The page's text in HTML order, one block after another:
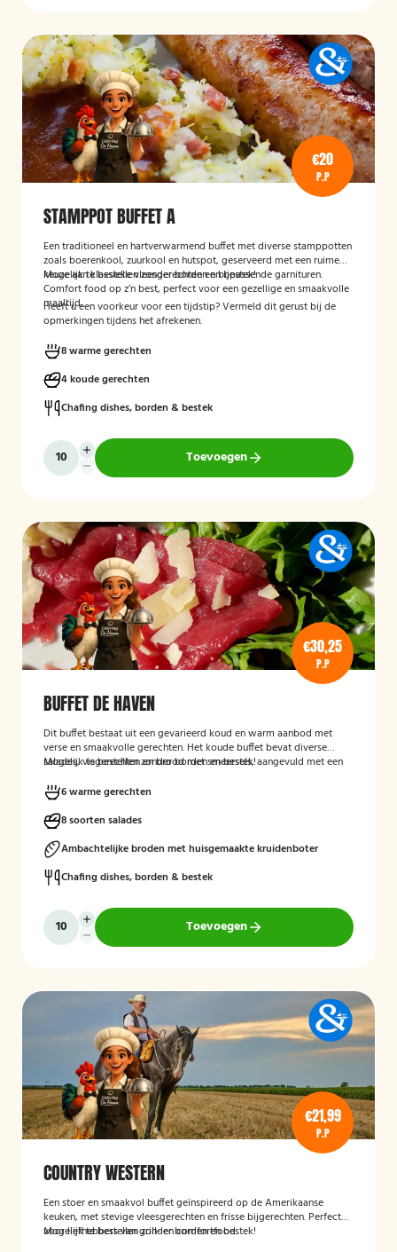
€20
P.P
STAMPPOT BUFFET A
Een traditioneel en hartverwarmend buffet met diverse stamppotten
zoals boerenkool, zuurkool en hutspot, geserveerd met een ruime
keuze aan klassieke vleesgerechten en bijpassende garnituren.
Comfort food op z’n best, perfect voor een gezellige en smaakvolle
maaltijd.
Mogelijk te bestellen zonder borden en bestek!
Heeft u een voorkeur voor een tijdstip? Vermeld dit gerust bij de
opmerkingen tijdens het afrekenen.
8 warme gerechten
4 koude gerechten
Chafing dishes, borden & bestek
Toevoegen
€30,25
P.P
BUFFET DE HAVEN
Dit buffet bestaat uit een gevarieerd koud en warm aanbod met
verse en smaakvolle gerechten. Het koude buffet bevat diverse
salades, visgerechten en brood met smeersels, aangevuld met een
zoals eendenborst, gamba’s, biefstukreepjes en buikspek,
geserveerd met bijgerechten zoals gewokte groenten en
aardappeltjes.
Mogelijk te bestellen zonder borden en bestek!
6 warme gerechten
8 soorten salades
Ambachtelijke broden met huisgemaakte kruidenboter
Chafing dishes, borden & bestek
Toevoegen
€21,99
P.P
COUNTRY WESTERN
Een stoer en smaakvol buffet geïnspireerd op de Amerikaanse
keuken, met stevige vleesgerechten en frisse bijgerechten. Perfect
voor liefhebbers van grill- en comfortfood.
Mogelijk te bestellen zonder borden en bestek!